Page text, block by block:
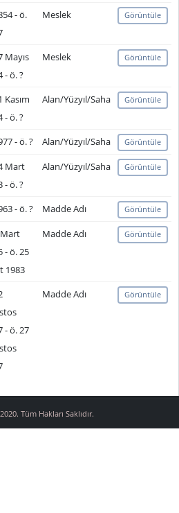
- ö.
Meslek Görüntüle
Mayıs
- ö. ?
Meslek Görüntüle
Kasım
- ö. ?
Alan/Yüzyıl/Saha Görüntüle
- ö. ? Alan/Yüzyıl/Saha Görüntüle
Mart
- ö. ?
Alan/Yüzyıl/Saha Görüntüle
- ö. ? Madde Adı Görüntüle
- ö. 25
1983
Madde Adı Görüntüle
- ö. 27
Madde Adı Görüntüle
Tüm Hakları Saklıdır.